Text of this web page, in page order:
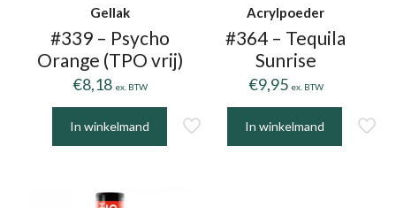
Gellak
#339 – Psycho
Orange (TPO vrij)
€8,18 ex. BTW
In winkelmand
Acrylpoeder
#364 – Tequila
Sunrise
€9,95 ex. BTW
In winkelmand